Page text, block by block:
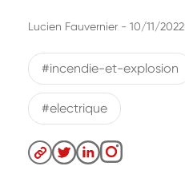
Lucien Fauvernier - 10/11/2022
#incendie-et-explosion
#electrique